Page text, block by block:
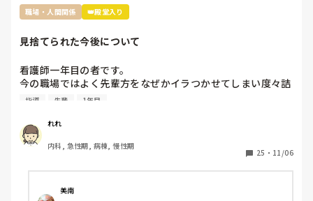
ね。
当たり前なんだから、文句言う人の気持ちが全くわかりませ
多分その人はいいお菓子を貰っても、休んだ事に対して文句を
言うタイプじゃないかなと思います。
『ただの文句言いたいウーマン』だと認識してしまいます。
そういう人は苦手なので、私だったら本人に
職場・人間関係 👑殿堂入り
見捨てられた今後について
看護師一年目の者です。
今の職場ではよく先輩方をなぜかイラつかせてしまい度々詰
所で私のことについて色々と言ってることを耳にします。
が不快に感じると言われてます。
推測ですが私は人見知りで話すのが苦手なため毎日ペコペコ
しながら愛想笑いをして先輩方の機嫌を伺いなんとか仕事を
しかし元々メンタルも強くなかったことからこの状況がスト
レスとなり体調を崩し、睡眠不足と少し鬱状態な感じで仕事
指導 先輩 1年目
れれ
内科, 急性期, 病棟, 慢性期
25 ・ 11/06
美南